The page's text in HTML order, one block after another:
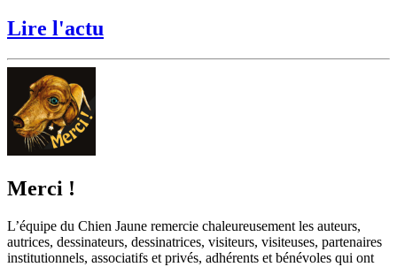
Lire l'actu
Merci !
L’équipe du Chien Jaune remercie chaleureusement les auteurs,
autrices, dessinateurs, dessinatrices, visiteurs, visiteuses, partenaires
institutionnels, associatifs et privés, adhérents et bénévoles qui ont